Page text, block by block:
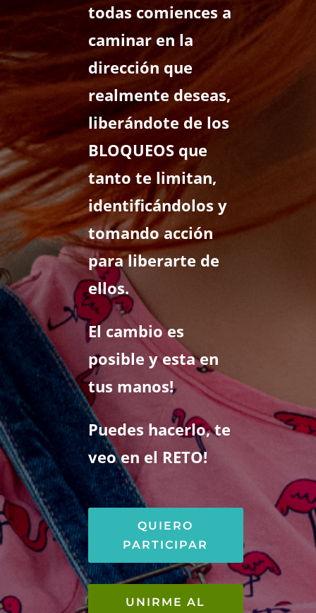
todas comiences a
caminar en la
dirección que
realmente deseas,
liberándote de los
BLOQUEOS que
tanto te limitan,
identificándolos y
tomando acción
para liberarte de
ellos.
El cambio es
posible y esta en
tus manos!
Puedes hacerlo, te
veo en el RETO!
QUIERO
PARTICIPAR
UNIRME AL